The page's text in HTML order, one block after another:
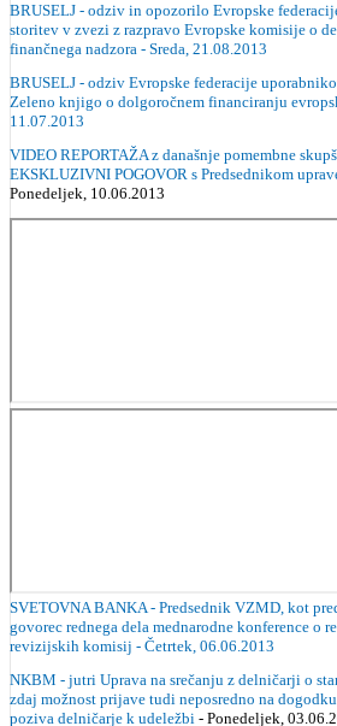
BRUSELJ - odziv in opozorilo Evropske
storitev v zvezi z razpravo Evropske komisije o
finančnega nadzora - Sreda, 21.08.2013
BRUSELJ - odziv Evropske federacije
Zeleno knjigo o dolgoročnem financiranju
11.07.2013
VIDEO REPORTAŽA z današnje pomembne
EKSKLUZIVNI POGOVOR s Predsednikom
Ponedeljek, 10.06.2013
SVETOVNA BANKA - Predsednik VZMD, kot
govorec rednega dela mednarodne konference o
revizijskih komisij - Četrtek, 06.06.2013
NKBM - jutri Uprava na srečanju z delničarji o
zdaj možnost prijave tudi neposredno na
poziva delničarje k udeležbi - Ponedeljek,